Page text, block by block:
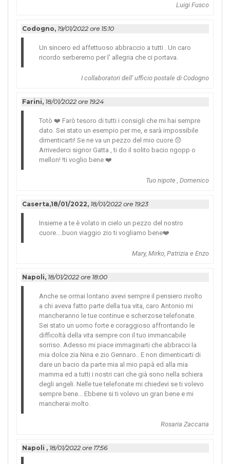
Luigi Fusco
Codogno, 19/01/2022 ore 15:10
Un sincero ed affettuoso abbraccio a tutti . Un caro
ricordo serberemo per l' allegria che ci portava.
I collaboratori dell' ufficio postale di Codogno
Farini, 18/01/2022 ore 19:24
Totò ❤️ Farò tesoro di tutti i consigli che mi hai sempre
dato. Sei stato un esempio per me, e sarà impossibile
dimenticarti! Se ne va un pezzo del mio cuore 😞
Arrivederci signor Gatta , ti do il solito bacio ngopp o
mellon! !ti voglio bene ❤️
Tuo nipote , Domenico
Caserta,18/01/2022, 18/01/2022 ore 19:23
Insieme a te è volato in cielo un pezzo del nostro
cuore....buon viaggio zio ti vogliamo bene❤️
Mary, Mirko, Patrizia e Enzo
Napoli, 18/01/2022 ore 18:00
Anche se ormai lontano avevi sempre il pensiero rivolto
a chi aveva fatto parte della tua vita, caro Antonio mi
mancheranno le tue continue e scherzose telefonate.
Sei stato un uomo forte e coraggioso affrontando le
difficoltà della vita sempre con il tuo immancabile
sorriso. Adesso mi piace immaginarti che abbracci la
mia dolce zia Nina e zio Gennaro.. E non dimenticarti di
dare un bacio da parte mia al mio papà ed alla mia
mamma ed a tutti i nostri cari che già sono nella schiera
degli angeli. Nelle tue telefonate mi chiedevi se ti volevo
sempre bene... Ebbene si ti volevo un gran bene e mi
mancherai molto.
Rosaria Zaccaria
Napoli , 18/01/2022 ore 17:56